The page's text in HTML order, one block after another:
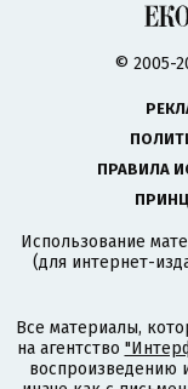
© 2005-
ПРАВИЛА
Использование
(для интернет-
Все материалы,
на агентство
воспроизведению